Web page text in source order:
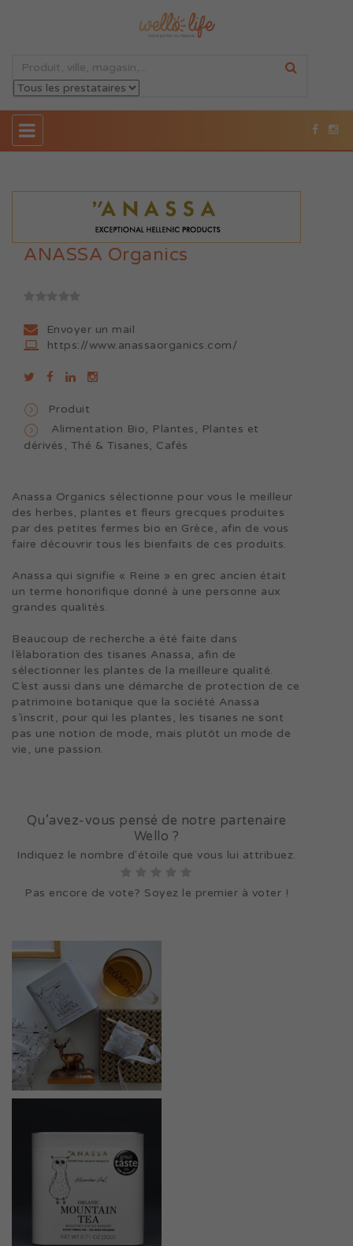
ANASSA Organics
Envoyer un mail
https://www.anassaorganics.com/
Produit
Alimentation Bio, Plantes, Plantes et
dérivés, Thé & Tisanes, Cafés
Anassa Organics sélectionne pour vous le meilleur
des herbes, plantes et fleurs grecques produites
par des petites fermes bio en Grèce, afin de vous
faire découvrir tous les bienfaits de ces produits.
Anassa qui signifie « Reine » en grec ancien était
un terme honorifique donné à une personne aux
grandes qualités.
Beaucoup de recherche a été faite dans
l’élaboration des tisanes Anassa, afin de
sélectionner les plantes de la meilleure qualité.
C’est aussi dans une démarche de protection de ce
patrimoine botanique que la société Anassa
s’inscrit, pour qui les plantes, les tisanes ne sont
pas une notion de mode, mais plutôt un mode de
vie, une passion.
Qu’avez-vous pensé de notre partenaire
Wello ?
Indiquez le nombre d'étoile que vous lui attribuez.
Pas encore de vote? Soyez le premier à voter !